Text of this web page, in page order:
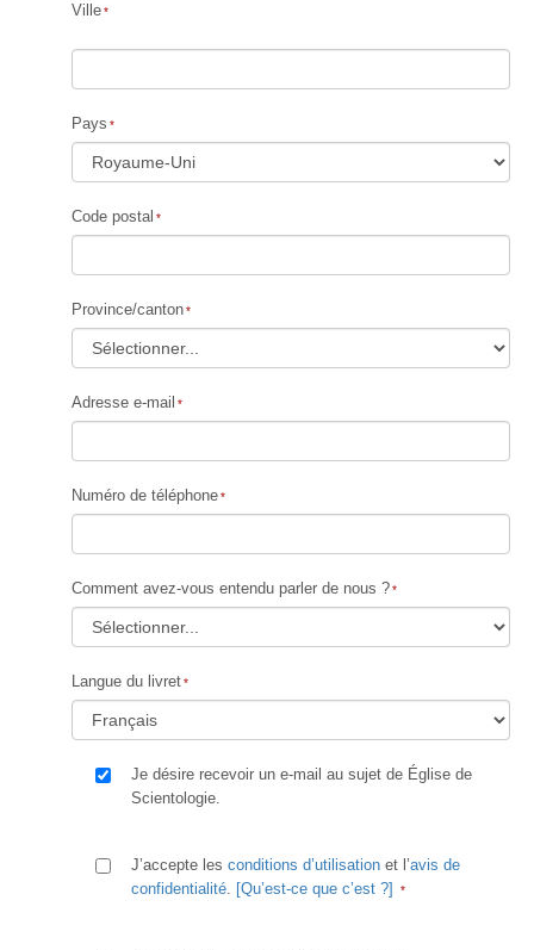
Ville
Pays
Code postal
Province/canton
Adresse e-mail
Numéro de téléphone
Comment avez-vous entendu parler de nous ?
Langue du livret
Je désire recevoir un e-mail au sujet de Église de
Scientologie.
J’accepte les conditions d’utilisation et l’avis de
confidentialité. [Qu’est-ce que c’est ?]